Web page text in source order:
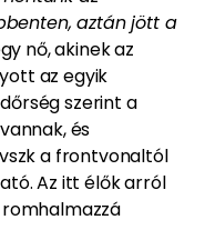
aztán jött a
nő, akinek az
az egyik
szerint a
és
a frontvonaltól
Az itt élők arról